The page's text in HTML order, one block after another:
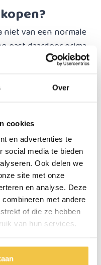
Over
cookies
en advertenties te
social media te bieden
Ook delen we
site met onze
en analyse. Deze
met andere
of die ze hebben
van hun services.
van een normale
past daardoor prima
is een klassiek en
te ondersteunen bij
postoel combineert
hulpmiddel,
je interieur.
een houten
hout is stevig
een lange
is het hout
te zijn en makkelijk